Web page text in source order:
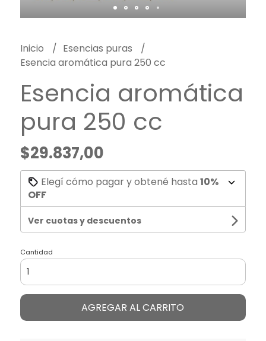
Inicio
Esencias puras
Esencia aromática pura 250 cc
Esencia aromática
pura 250 cc
$29.837,00
Elegí cómo pagar y obtené hasta 10%
OFF
Ver cuotas y descuentos
Cantidad
AGREGAR AL CARRITO